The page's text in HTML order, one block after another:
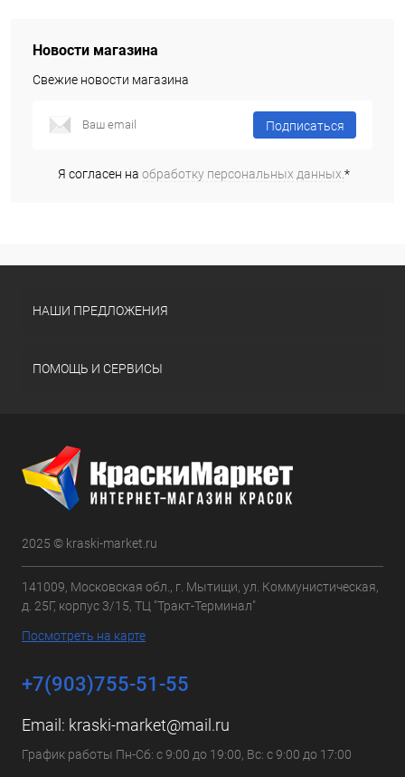
Новости магазина
Свежие новости магазина
Подписаться
Я согласен на обработку персональных данных.*
НАШИ ПРЕДЛОЖЕНИЯ
ПОМОЩЬ И СЕРВИСЫ
2025 © kraski-market.ru
141009, Московская обл., г. Мытищи, ул. Коммунистическая,
д. 25Г, корпус 3/15, ТЦ "Тракт-Терминал"
Посмотреть на карте
+7(903)755-51-55
Email: kraski-market@mail.ru
График работы Пн-Сб: с 9:00 до 19:00, Вс: с 9:00 до 17:00